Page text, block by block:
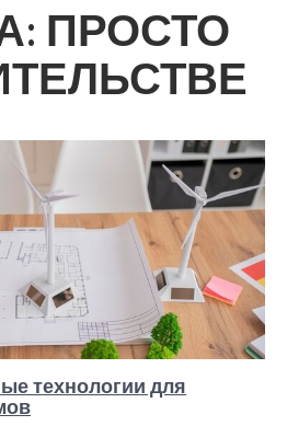
ПРОСТО
технологии для